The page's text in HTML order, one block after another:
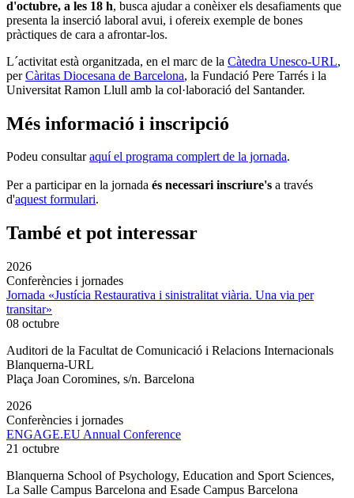
d'octubre, a les 18 h, busca ajudar a conèixer els desafiaments que
presenta la inserció laboral avui, i ofereix exemple de bones
pràctiques de cara a afrontar-los.
L´activitat està organitzada, en el marc de la Càtedra Unesco-URL,
perCàritas Diocesana de Barcelona, la Fundació Pere Tarrés i la
Universitat Ramon Llull amb la col·laboració del Santander.
Més informació i inscripció
Podeu consultaraquí el programa complert de la jornada.
Per a participar en la jornada és necessari inscriure's a través
d'aquest formulari.
També et pot interessar
2026
Conferències i jornades
Jornada «Justícia Restaurativa i sinistralitat viària. Una via per
transitar»
08 octubre
Auditori de la Facultat de Comunicació i Relacions Internacionals
Blanquerna-URL
Plaça Joan Coromines, s/n. Barcelona
2026
Conferències i jornades
ENGAGE.EU Annual Conference
21 octubre
Blanquerna School of Psychology, Education and Sport Sciences,
La Salle Campus Barcelona and Esade Campus Barcelona